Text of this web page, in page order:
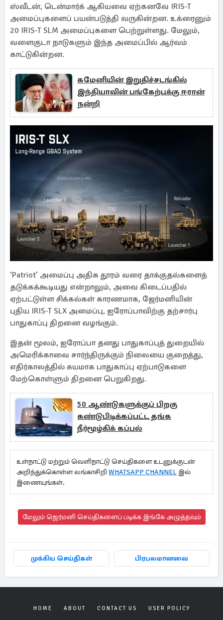
ஸ்வீடன், டென்மார்க் ஆகியவை ஏற்கனவே IRIS‑T
அமைப்புகளைப் பயன்படுத்தி வருகின்றன. உக்ரைனும்
20 IRIS‑T SLM அமைப்புகளை பெற்றுள்ளது. மேலும்,
வளைகுடா நாடுகளும் இந்த அமைப்பில் ஆர்வம்
காட்டுகின்றன.
கமேனியின் இறுதிச்சடங்கில்
இந்தியாவின் பங்கேற்புக்கு ஈரான்
நன்றி
‘Patriot’ அமைப்பு அதிக தூரம் வரை தாக்குதல்களைத்
தடுக்கக்கூடியது என்றாலும், அவை கிடைப்பதில்
ஏற்பட்டுள்ள சிக்கல்கள் காரணமாக, ஜேர்மனியின்
புதிய IRIS‑T SLX அமைப்பு, ஐரோப்பாவிற்கு தற்சார்பு
பாதுகாப்பு திறனை வழங்கும்.
இதன் மூலம், ஐரோப்பா தனது பாதுகாப்புத் துறையில்
அமெரிக்காவை சார்ந்திருக்கும் நிலையை குறைத்து,
எதிர்காலத்தில் சுயமாக பாதுகாப்பு ஏற்பாடுகளை
மேற்கொள்ளும் திறனை பெறுகிறது.
50 ஆண்டுகளுக்குப் பிறகு
கண்டுபிடிக்கப்பட்ட தங்க
நீர்மூழ்கிக் கப்பல்
உள்நாட்டு மற்றும் வெளிநாட்டு செய்திகளை உடனுக்குடன்
அறிந்துக்கொள்ள லங்காசிறி WHATSAPP CHANNEL இல்
இணையுங்கள்.
மேலும் ஜெர்மனி செய்திகளைப் படிக்க இங்கே அழுத்தவும்
முக்கிய செய்திகள் பிரபலமானவை
HOME ABOUT CONTACT US USER POLICY